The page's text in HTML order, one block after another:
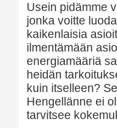
Usein pidämme
jonka voitte
kaikenlaisia
ilmentämään
energiamääriä
heidän
kuin itselleen?
Hengellänne ei
tarvitsee